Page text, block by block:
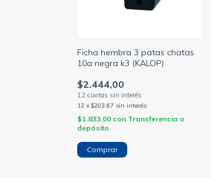
Ficha hembra 3 patas chatas
10a negra k3 (KALOP)
$2.444,00
12 x$203,67 sin interés
$1.833,00 con Transferencia o
depósito